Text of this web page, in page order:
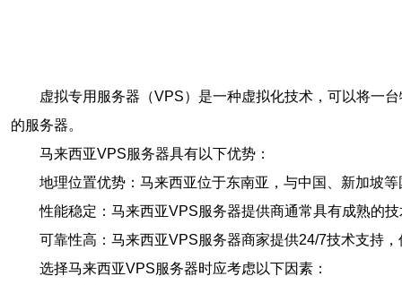
虚拟专用服务器（VPS）是一种虚拟化技术，可以将一
的服务器。
马来西亚VPS服务器具有以下优势：
地理位置优势：马来西亚位于东南亚，与中国、新加坡
性能稳定：马来西亚VPS服务器提供商通常具有成熟的
可靠性高：马来西亚VPS服务器商家提供24/7技术支持
选择马来西亚VPS服务器时应考虑以下因素：